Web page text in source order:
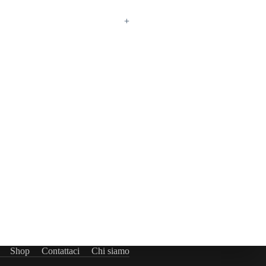
+
Shop Contattaci Chi siamo